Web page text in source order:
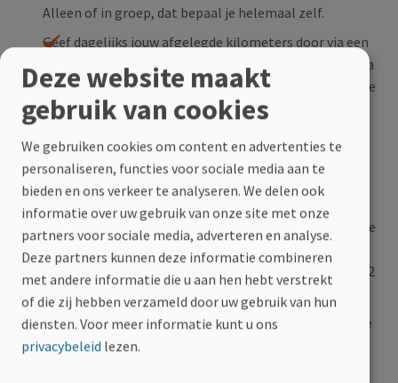
Alleen of in groep, dat bepaal je helemaal zelf.
Geef dagelijks jouw afgelegde kilometers door via een
apart formulier (
link zal je later van ons ontvangen via
e-mail) . Zo kunnen wij decampagnepagina
up-to-date
houden.
Laat je sponsoren tijdens jouw kilometers voor de MS-
Express. Motiveer familie, vrienden, collega’s of
kennissen om een gift te doen t.v.v. deze campagne.
Uiteraard mag je ook zelf een vrije gift doen. Giften
vanaf €40 geven recht op een fiscaal attest. Wanneer je
€40 stort, krijg je een fiscaal voordeel van maar liefst
45%. Dat betekent dat jouw gift dan eigenlijk maar €22
kost.
Giften kunnen gestort worden via desteun knop
op de
campagnepagina
Deze website maakt
gebruik van cookies
We gebruiken cookies om content en advertenties te
personaliseren, functies voor sociale media aan te
bieden en ons verkeer te analyseren. We delen ook
informatie over uw gebruik van onze site met onze
partners voor sociale media, adverteren en analyse.
Deze partners kunnen deze informatie combineren
met andere informatie die u aan hen hebt verstrekt
of die zij hebben verzameld door uw gebruik van hun
diensten. Voor meer informatie kunt u ons
privacybeleid lezen.